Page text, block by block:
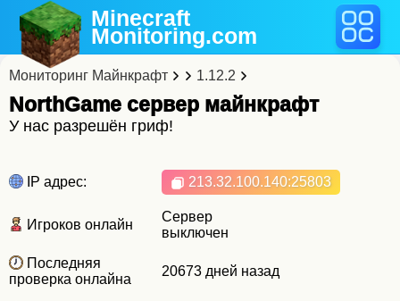
Minecraft
Monitoring.com
Мониторинг Майнкрафт 1.12.2
NorthGame cервер майнкрафт
У нас разрешён гриф!
IP адрес: 213.32.100.140:25803
Игроков онлайн
Сервер
выключен
Последняя
проверка онлайна
20673 дней назад